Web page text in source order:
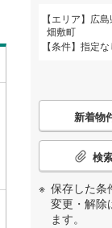
エリア
広
畑敷町
条件
指定な
こ
検
条
件
新着物
検
保存した条
変更・解除
ます。
鹿
安芸高田市(
安芸郡海田町
世羅郡世羅町
3階建て以上
小学校まで